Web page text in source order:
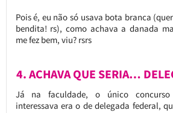
Pois é, eu não só usava bota branca
bendita! rs), como achava a danada
me fez bem, viu? rsrs
4. ACHAVA QUE SERIA…
Já na faculdade, o único
interessava era o de delegada federal,